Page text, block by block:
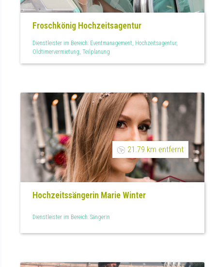
Froschkönig Hochzeitsagentur
Dienstleister im Bereich: Eventmanagement, Hochzeitsagentur,
Oldtimervermietung, Teilplanung
21.79 km entfernt
Hochzeitssängerin Marie Winter
Dienstleister im Bereich: Sängerin